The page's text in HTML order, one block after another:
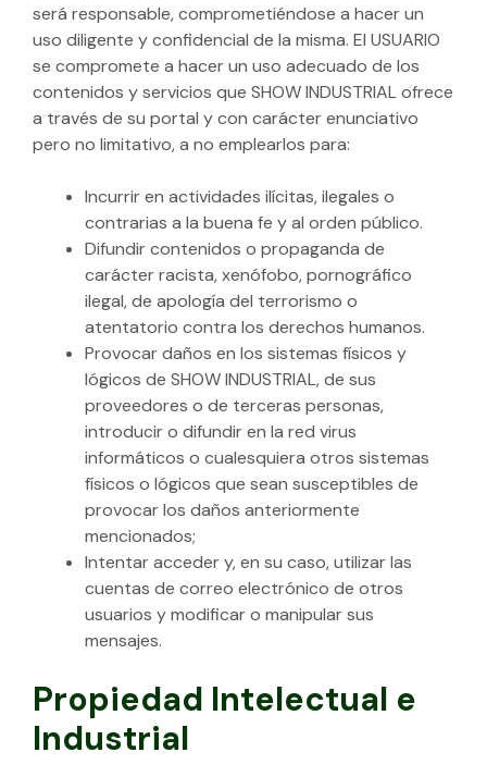
será responsable, comprometiéndose a hacer un
uso diligente y confidencial de la misma. El USUARIO
se compromete a hacer un uso adecuado de los
contenidos y servicios que SHOW INDUSTRIAL ofrece
a través de su portal y con carácter enunciativo
pero no limitativo, a no emplearlos para:
Incurrir en actividades ilícitas, ilegales o
contrarias a la buena fe y al orden público.
Difundir contenidos o propaganda de
carácter racista, xenófobo, pornográfico
ilegal, de apología del terrorismo o
atentatorio contra los derechos humanos.
Provocar daños en los sistemas físicos y
lógicos de SHOW INDUSTRIAL, de sus
proveedores o de terceras personas,
introducir o difundir en la red virus
informáticos o cualesquiera otros sistemas
físicos o lógicos que sean susceptibles de
provocar los daños anteriormente
mencionados;
Intentar acceder y, en su caso, utilizar las
cuentas de correo electrónico de otros
usuarios y modificar o manipular sus
mensajes.
Propiedad Intelectual e
Industrial